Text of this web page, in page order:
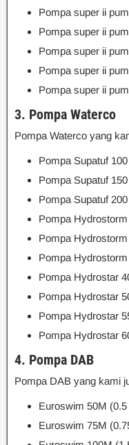
Pompa super ii
Pompa super ii
Pompa super ii
Pompa super ii
Pompa super ii
3. Pompa Waterco
Pompa Waterco yang
Pompa Supatuf
Pompa Supatuf
Pompa Supatuf
Pompa
Pompa
Pompa
Pompa Hydrostar
Pompa Hydrostar
Pompa Hydrostar
Pompa Hydrostar
4. Pompa DAB
Pompa DAB yang kami
Euroswim 50M (0.5
Euroswim 75M